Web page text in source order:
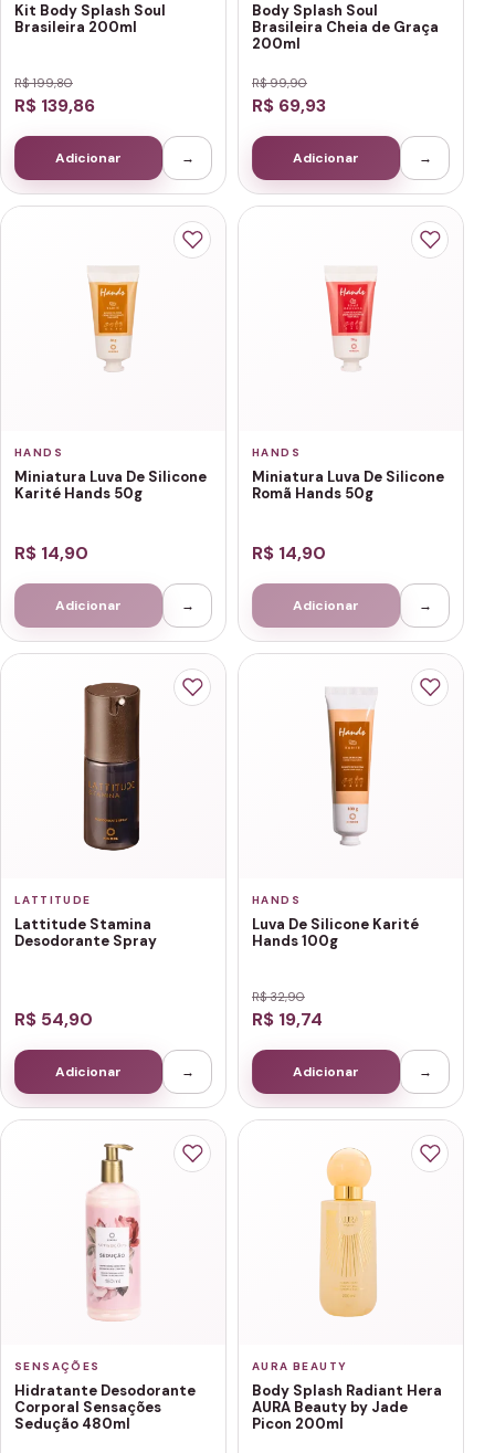
Kit Body Splash Soul
Brasileira 200ml
R$ 199,80
R$ 139,86
Adicionar →
Body Splash Soul
Brasileira Cheia de Graça
200ml
R$ 99,90
R$ 69,93
Adicionar →
HANDS
Miniatura Luva De Silicone
Karité Hands 50g
R$ 14,90
Adicionar →
HANDS
Miniatura Luva De Silicone
Romã Hands 50g
R$ 14,90
Adicionar →
LATTITUDE
Lattitude Stamina
Desodorante Spray
R$ 54,90
Adicionar →
HANDS
Luva De Silicone Karité
Hands 100g
R$ 32,90
R$ 19,74
Adicionar →
SENSAÇÕES
Hidratante Desodorante
Corporal Sensações
Sedução 480ml
AURA BEAUTY
Body Splash Radiant Hera
AURA Beauty by Jade
Picon 200ml